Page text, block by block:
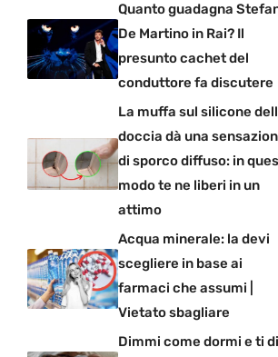
Quanto guadagna
De Martino in Rai? Il
presunto cachet del
conduttore fa discutere
La muffa sul silicone
doccia dà una
di sporco diffuso: in
modo te ne liberi in un
attimo
Acqua minerale: la devi
scegliere in base ai
farmaci che assumi |
Vietato sbagliare
Dimmi come dormi e ti